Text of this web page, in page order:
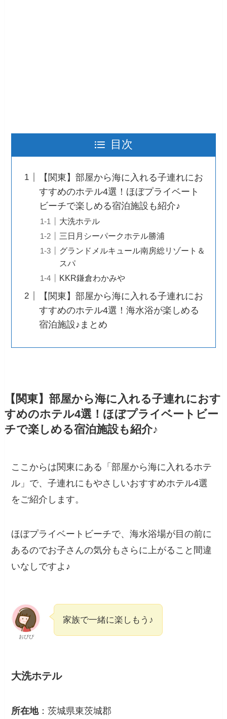
目次
【関東】部屋から海に入れる子連れにお
すすめのホテル4選！ほぼプライベート
ビーチで楽しめる宿泊施設も紹介♪
大洗ホテル
三日月シーパークホテル勝浦
グランドメルキュール南房総リゾート＆
スパ
KKR鎌倉わかみや
【関東】部屋から海に入れる子連れにお
すすめのホテル4選！海水浴が楽しめる
宿泊施設♪まとめ
【関東】部屋から海に入れる子連れにおす
すめのホテル4選！ほぼプライベートビー
チで楽しめる宿泊施設も紹介♪
ここからは関東にある「部屋から海に入れるホテ
ル」で、子連れにもやさしいおすすめホテル4選
をご紹介します。
ほぼプライベートビーチで、海水浴場が目の前に
あるのでお子さんの気分もさらに上がること間違
いなしですよ♪
おぴぴ
家族で一緒に楽しもう♪
大洗ホテル
所在地：茨城県東茨城郡